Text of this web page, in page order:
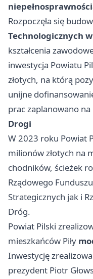
Rozpoczęła się
Technologicznych
kształcenia
inwestycja Powiatu
złotych, na którą
unijne
prac zaplanowano na
Drogi
W 2023 roku Powiat
milionów złotych na
chodników, ścieżek
Rządowego
Strategicznych jak i
Dróg.
Powiat Pilski
mieszkańców Piły
Inwestycję
prezydent Piotr